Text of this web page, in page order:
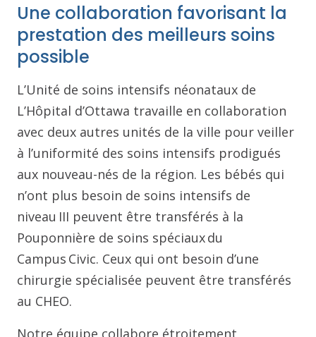
Une collaboration favorisant la
prestation des meilleurs soins
possible
L’Unité de soins intensifs néonataux de
L’Hôpital d’Ottawa travaille en collaboration
avec deux autres unités de la ville pour veiller
à l’uniformité des soins intensifs prodigués
aux nouveau-nés de la région. Les bébés qui
n’ont plus besoin de soins intensifs de
niveau III peuvent être transférés à la
Pouponnière de soins spéciaux du
Campus Civic. Ceux qui ont besoin d’une
chirurgie spécialisée peuvent être transférés
au CHEO.
Notre équipe collabore étroitement